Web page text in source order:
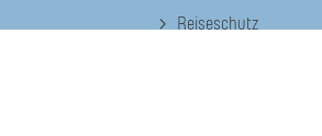
Reiseschutz